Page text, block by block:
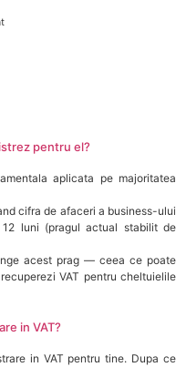
pentru el?
aplicata pe majoritatea
cifra de afaceri a business-ului
luni (pragul actual stabilit de
acest prag — ceea ce poate
VAT pentru cheltuielile
in VAT?
in VAT pentru tine. Dupa ce